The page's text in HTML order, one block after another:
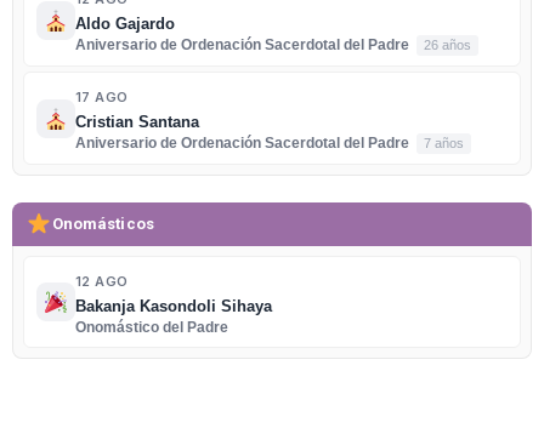
Aldo Gajardo
Aniversario de Ordenación Sacerdotal del Padre
26 años
17 AGO
Cristian Santana
Aniversario de Ordenación Sacerdotal del Padre
7 años
Onomásticos
12 AGO
Bakanja Kasondoli Sihaya
Onomástico del Padre